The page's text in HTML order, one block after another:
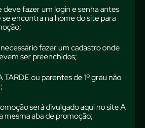
fazer um login e senha antes
encontra na home do site para
fazer um cadastro onde
ser preenchidos;
TARDE ou parentes de 1º grau não
será divulgado aqui no site A
mesma aba de promoção;